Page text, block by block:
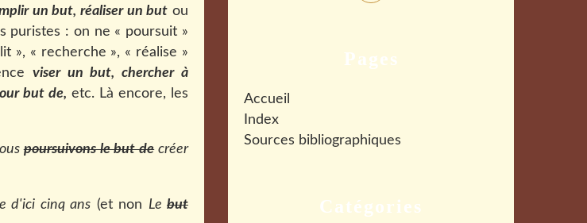
un but, réaliser un but ou
puristes : on ne « poursuit »
», « recherche », « réalise »
viser un but, chercher à
but de, etc. Là encore, les
poursuivons le but decréer
d'ici cinq ans (et non Le but
Catégories
Pages
Accueil
Index
Sources bibliographiques